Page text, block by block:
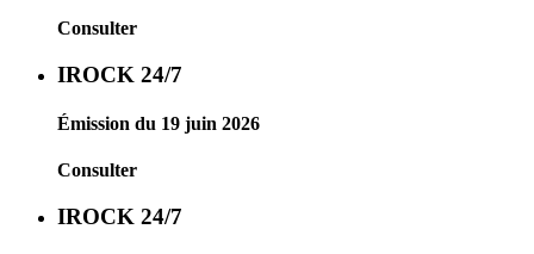
Consulter
IROCK 24/7
Émission du 19 juin 2026
Consulter
IROCK 24/7